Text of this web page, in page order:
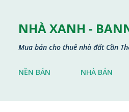
NHÀ XANH -
Mua bán cho thuê nhà đất Cần
NỀN BÁN NHÀ BÁN